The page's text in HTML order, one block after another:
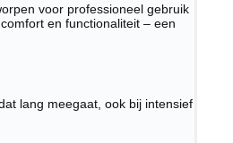
voor professioneel gebruik
en functionaliteit – een
lang meegaat, ook bij intensief